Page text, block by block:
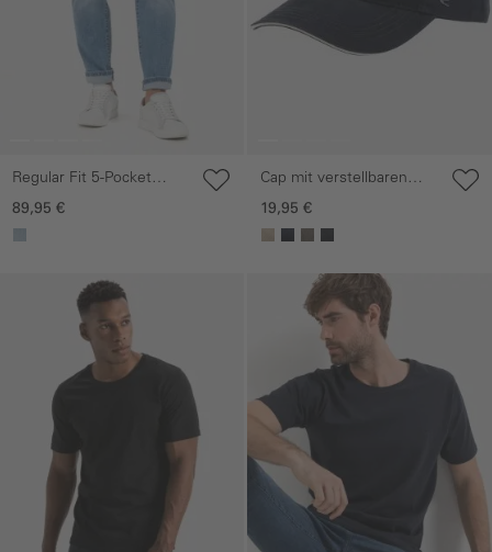
Regular Fit 5-Pocket
Jeans
89,95 €
Cap mit verstellbaren
Details
19,95 €
überspringen Galerie überspringen